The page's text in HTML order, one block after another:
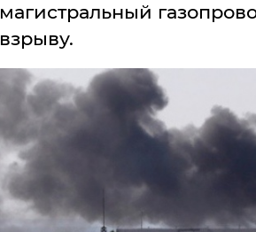
магистральный
взрыву.